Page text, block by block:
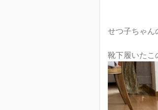
せつ子ちゃ
靴下履いたこ